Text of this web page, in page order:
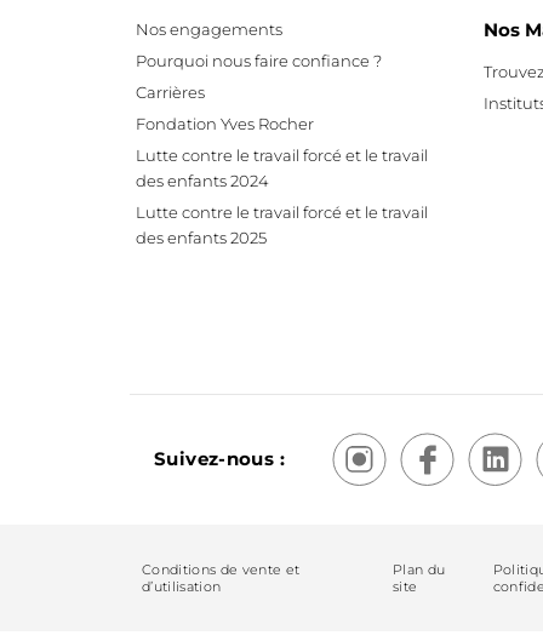
Nos engagements
Pourquoi nous faire confiance ?
Carrières
Fondation Yves Rocher
Lutte contre le travail forcé et le travail
des enfants 2024
Lutte contre le travail forcé et le travail
des enfants 2025
Nos
Suivez-nous :
Conditions de vente et
d’utilisation
Plan du
site